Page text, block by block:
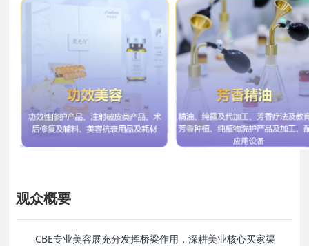
观众概要
CBE专业美容展充分发挥桥梁作用，深耕美业核心买家渠